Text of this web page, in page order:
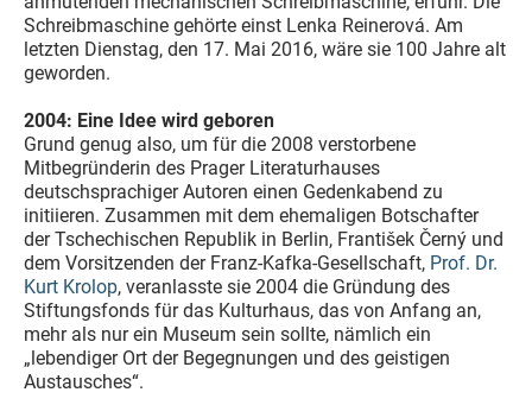
Schreibmaschine gehörte einst Lenka Reinerová. Am
letzten Dienstag, den 17. Mai 2016, wäre sie 100 Jahre alt
geworden.
2004: Eine Idee wird geboren
Grund genug also, um für die 2008 verstorbene
Mitbegründerin des Prager Literaturhauses
deutschsprachiger Autoren einen Gedenkabend zu
initiieren. Zusammen mit dem ehemaligen Botschafter
der Tschechischen Republik in Berlin, František Černý und
dem Vorsitzenden der Franz-Kafka-Gesellschaft, Prof. Dr.
Kurt Krolop, veranlasste sie 2004 die Gründung des
Stiftungsfonds für das Kulturhaus, das von Anfang an,
mehr als nur ein Museum sein sollte, nämlich ein
„lebendiger Ort der Begegnungen und des geistigen
Austausches“.